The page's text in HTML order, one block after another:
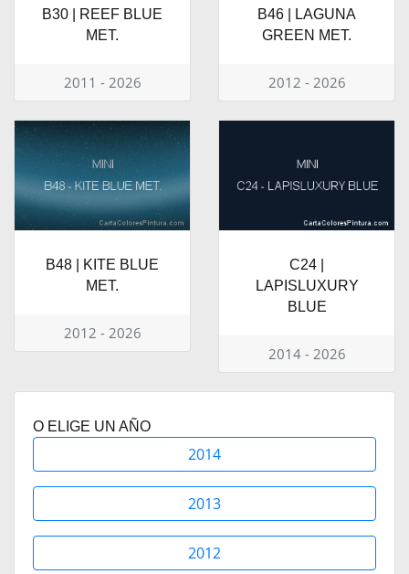
B30 | REEF BLUE
MET.
2011 - 2026
B46 | LAGUNA
GREEN MET.
2012 - 2026
B48 | KITE BLUE
MET.
2012 - 2026
C24 |
LAPISLUXURY
BLUE
2014 - 2026
O ELIGE UN AÑO
2014
2013
2012